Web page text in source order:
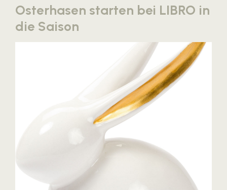
Cineplexx
Designer Outlets Parndorf und Salzburg
FG UBIT Salzburg
foodaffairs
Osterhasen starten bei LIBRO in
die Saison